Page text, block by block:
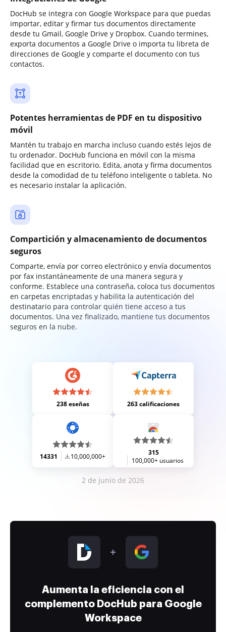
DocHub se integra con Google Workspace para que puedas
importar, editar y firmar tus documentos directamente
desde tu Gmail, Google Drive y Dropbox. Cuando termines,
exporta documentos a Google Drive o importa tu libreta de
direcciones de Google y comparte el documento con tus
contactos.
Potentes herramientas de PDF en tu dispositivo
móvil
Mantén tu trabajo en marcha incluso cuando estés lejos de
tu ordenador. DocHub funciona en móvil con la misma
facilidad que en escritorio. Edita, anota y firma documentos
desde la comodidad de tu teléfono inteligente o tableta. No
es necesario instalar la aplicación.
Compartición y almacenamiento de documentos
seguros
Comparte, envía por correo electrónico y envía documentos
por fax instantáneamente de una manera segura y
conforme. Establece una contraseña, coloca tus documentos
en carpetas encriptadas y habilita la autenticación del
destinatario para controlar quién tiene acceso a tus
documentos. Una vez finalizado, mantiene tus documentos
seguros en la nube.
238 eseñas 263 calificaciones
14331 10,000,000+
315
100,000+ usuarios
2 de junio de 2026
Aumenta la eficiencia con el
complemento DocHub para Google
Workspace